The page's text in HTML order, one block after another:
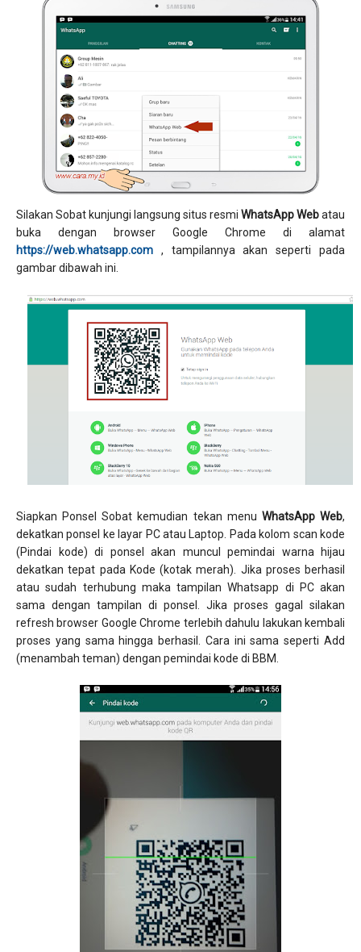
Silakan Sobat kunjungi langsung situs resmi WhatsApp Webatau
buka dengan browser Google Chrome di alamat
https://web.whatsapp.com , tampilannya akan seperti pada
gambar dibawah ini.
Siapkan Ponsel Sobat kemudian tekan menu WhatsApp Web,
dekatkan ponsel ke layar PC atau Laptop. Pada kolom scan kode
(Pindai kode) di ponsel akan muncul pemindai warna hijau
dekatkan tepat pada Kode (kotak merah). Jika proses berhasil
atau sudah terhubung maka tampilan Whatsapp di PC akan
sama dengan tampilan di ponsel. Jika proses gagal silakan
refresh browser Google Chrome terlebih dahulu lakukan kembali
proses yang sama hingga berhasil. Cara ini sama seperti Add
(menambah teman) dengan pemindai kode di BBM.